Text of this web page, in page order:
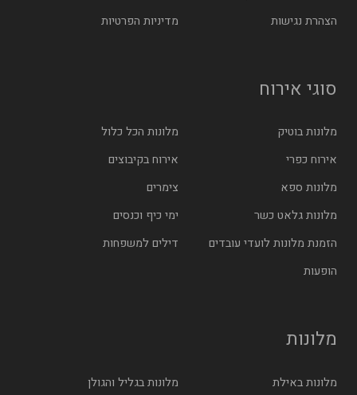
הצהרת נגישות
מדיניות הפרטיות
סוגי אירוח
מלונות בוטיק
מלונות הכל כלול
אירוח כפרי
אירוח בקיבוצים
מלונות ספא
צימרים
מלונות גלאט כשר
ימי כיף וכנסים
הזמנת מלונות לועדי עובדים
דילים למשפחות
הופעות
מלונות
מלונות באילת מלונות בגליל והגולן